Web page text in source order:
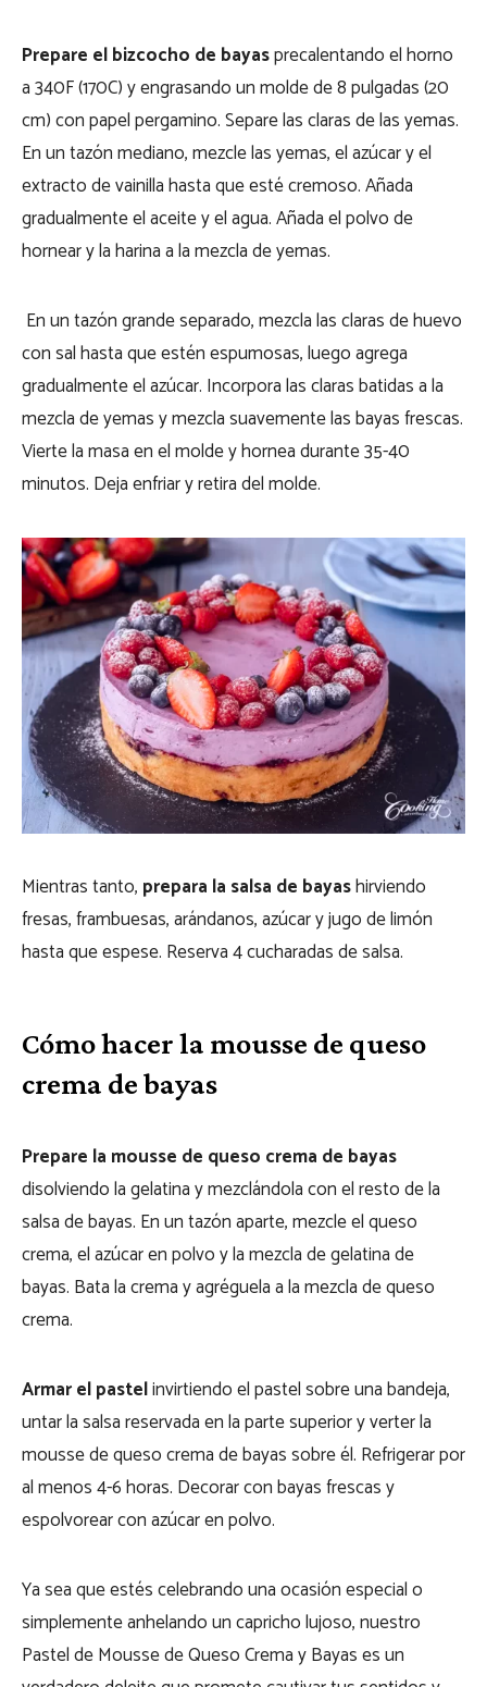
Prepare el bizcocho de bayasprecalentando el horno
a 340F (170C) y engrasando un molde de 8 pulgadas (20
cm) con papel pergamino. Separe las claras de las yemas.
En un tazón mediano, mezcle las yemas, el azúcar y el
extracto de vainilla hasta que esté cremoso. Añada
gradualmente el aceite y el agua. Añada el polvo de
hornear y la harina a la mezcla de yemas.
En un tazón grande separado, mezcla las claras de huevo
con sal hasta que estén espumosas, luego agrega
gradualmente el azúcar. Incorpora las claras batidas a la
mezcla de yemas y mezcla suavemente las bayas frescas.
Vierte la masa en el molde y hornea durante 35-40
minutos. Deja enfriar y retira del molde.
Mientras tanto, prepara la salsa de bayashirviendo
fresas, frambuesas, arándanos, azúcar y jugo de limón
hasta que espese. Reserva 4 cucharadas de salsa.
Cómo hacer la mousse de queso
crema de bayas
Prepare la mousse de queso crema de bayas
disolviendo la gelatina y mezclándola con el resto de la
salsa de bayas. En un tazón aparte, mezcle el queso
crema, el azúcar en polvo y la mezcla de gelatina de
bayas. Bata la crema y agréguela a la mezcla de queso
crema.
Armar el pastelinvirtiendo el pastel sobre una bandeja,
untar la salsa reservada en la parte superior y verter la
mousse de queso crema de bayas sobre él. Refrigerar por
al menos 4-6 horas. Decorar con bayas frescas y
espolvorear con azúcar en polvo.
Ya sea que estés celebrando una ocasión especial o
simplemente anhelando un capricho lujoso, nuestro
Pastel de Mousse de Queso Crema y Bayas es un